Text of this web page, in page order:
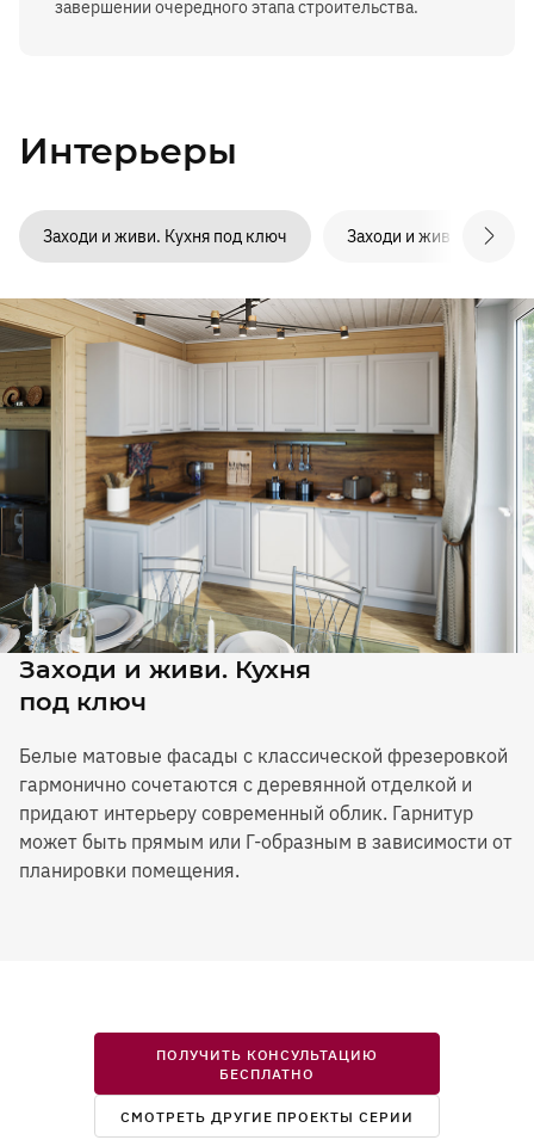
завершении очередного этапа строительства.
Интерьеры
Заходи и живи. Кухня под ключ Заходи и живи.
Заходи и живи. Кухня
под ключ
Белые матовые фасады с классической фрезеровкой
гармонично сочетаются с деревянной отделкой и
придают интерьеру современный облик. Гарнитур
может быть прямым или Г-образным в зависимости от
планировки помещения.
ПОЛУЧИТЬ КОНСУЛЬТАЦИЮ
БЕСПЛАТНО
СМОТРЕТЬ ДРУГИЕ ПРОЕКТЫ СЕРИИ